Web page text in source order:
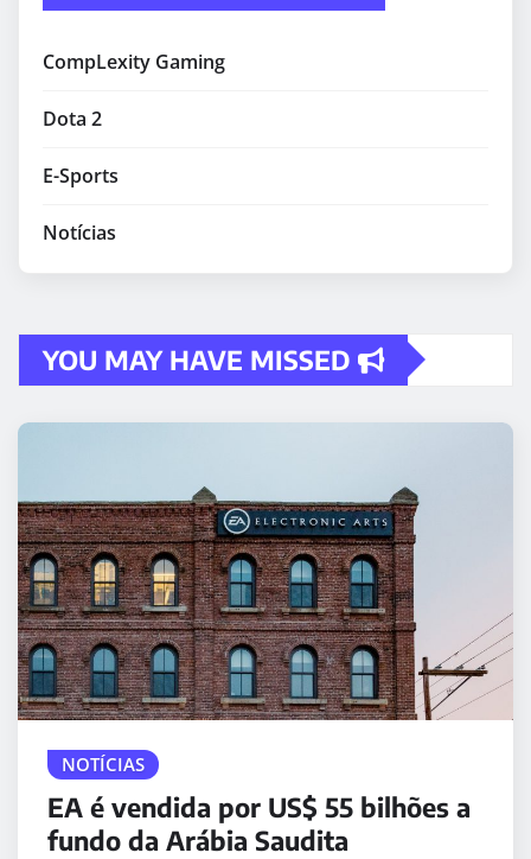
CompLexity Gaming
Dota 2
E-Sports
Notícias
YOU MAY HAVE MISSED
NOTÍCIAS
EA é vendida por US$ 55 bilhões a
fundo da Arábia Saudita